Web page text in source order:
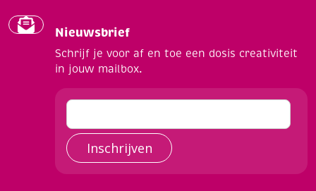
Nieuwsbrief
Schrijf je voor af en toe een dosis creativiteit
in jouw mailbox.
Inschrijven